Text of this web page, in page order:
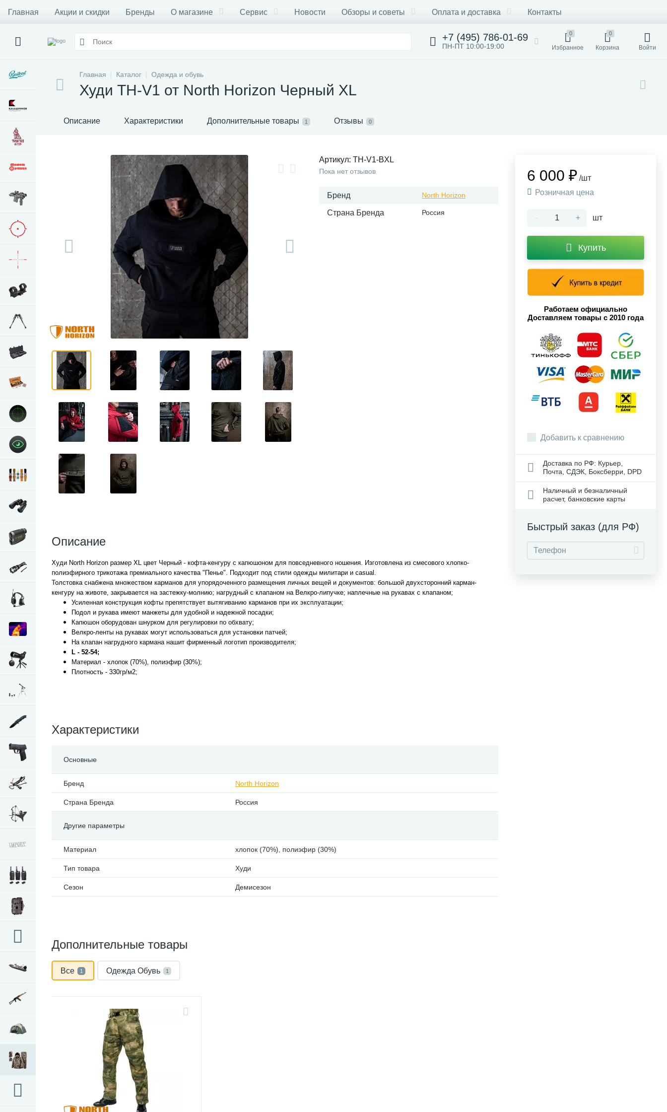
Главная Акции и скидки Бренды О магазине Сервис Новости Обзоры и советы Оплата и доставка Контакты
+7 (495) 786-01-69
ПН-ПТ 10:00-19:00
0
Избранное
0
Корзина Войти
Главная Каталог Одежда и обувь
Худи TH-V1 от North Horizon Черный XL
Описание Характеристики Дополнительные товары 1 Отзывы 0
Артикул: TH-V1-BXL
Пока нет отзывов
Бренд North Horizon
Страна Бренда Россия
Описание
Худи North Horizon размер XL цвет Черный - кофта-кенгуру с капюшоном для повседневного ношения. Изготовлена из смесового хлопко-
полиэфирного трикотажа премиального качества "Пенье". Подходит под стили одежды милитари и casual.
Толстовка снабжена множеством карманов для упорядоченного размещения личных вещей и документов: большой двухсторонний карман-
кенгуру на животе, закрывается на застежку-молнию; нагрудный с клапаном на Велкро-липучке; наплечные на рукавах с клапаном;
Усиленная конструкция кофты препятствует вытягиванию карманов при их эксплуатации;
Подол и рукава имеют манжеты для удобной и надежной посадки;
Капюшон оборудован шнурком для регулировки по обхвату;
Велкро-ленты на рукавах могут использоваться для установки патчей;
На клапан нагрудного кармана нашит фирменный логотип производителя;
L - 52-54;
Материал - хлопок (70%), полиэфир (30%);
Плотность - 330гр/м2;
Характеристики
Основные
Бренд North Horizon
Страна Бренда Россия
Другие параметры
Материал хлопок (70%), полиэфир (30%)
Тип товара Худи
Сезон Демисезон
6 000 ₽ /шт
Розничная цена
- + шт
Купить
Работаем официально
Доставляем товары с 2010 года
Добавить к сравнению
Доставка по РФ: Курьер,
Почта, СДЭК, Боксберри, DPD
Наличный и безналичный
расчет, банковские карты
Быстрый заказ (для РФ)
Дополнительные товары
Все 1 Одежда Обувь 1